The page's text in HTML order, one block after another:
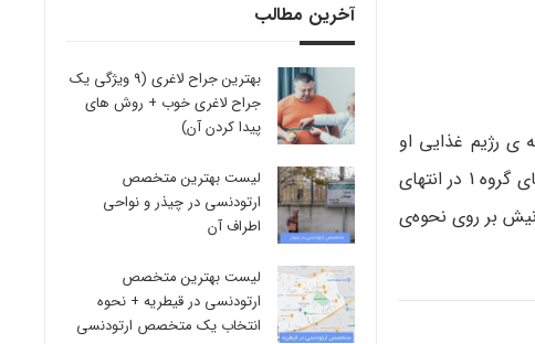
ی رژیم غذایی او
نیست. او غذاها را از سالم‌ ترین غذاها (گروه 1) تا زیاده رو ترین (گروه 5) رتبه‌ بندی می‌کند. به طور کلی، هر چقدر شما به غذاهای گروه 1 در انتهای
بر روی نحوه‌ی
آخرین مطالب
بهترین جراح لاغری (9 ویژگی یک
جراح لاغری خوب + روش های
پیدا کردن آن)
لیست بهترین متخصص
ارتودنسی در چیذر و نواحی
اطراف آن
لیست بهترین متخصص
ارتودنسی در قیطریه + نحوه
انتخاب یک متخصص ارتودنسی